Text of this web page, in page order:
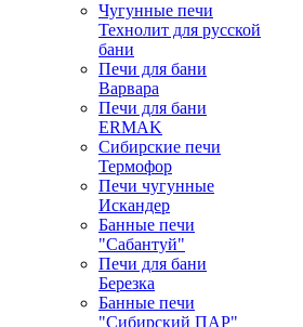
Чугунные печи
Технолит для русской
бани
Печи для бани
Варвара
Печи для бани
ERMAK
Сибирские печи
Термофор
Печи чугунные
Искандер
Банные печи
"Сабантуй"
Печи для бани
Березка
Банные печи
"Сибирский ПАР"